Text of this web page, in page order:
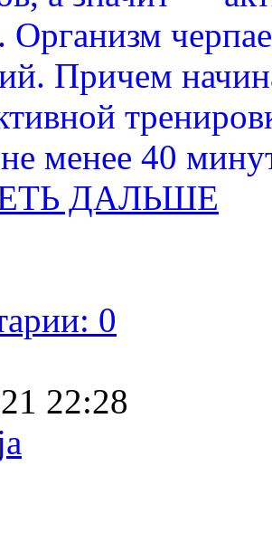
Организм
Причем
менее 40
ДАЛЬШЕ
0
22:28